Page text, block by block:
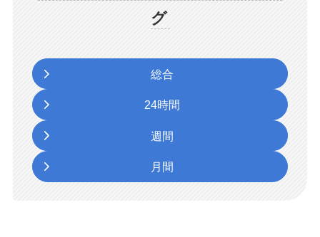
グ
総合
24時間
週間
月間